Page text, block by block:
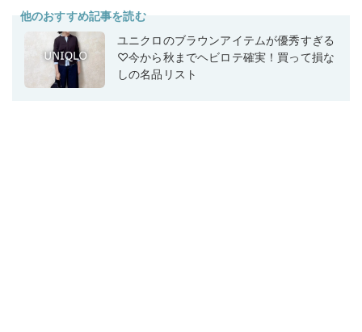
他のおすすめ記事を読む
ユニクロのブラウンアイテムが優秀すぎる
♡今から秋までヘビロテ確実！買って損な
しの名品リスト